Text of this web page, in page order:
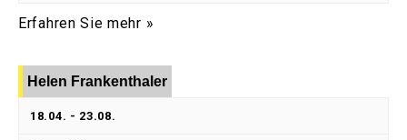
Erfahren Sie mehr »
Helen Frankenthaler
18.04. - 23.08.